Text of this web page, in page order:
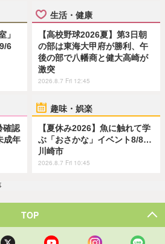
」
6
生活・健康
【高校野球2026夏】第3日朝
の部は東海大甲府が勝利、午
後の部で八幡商と健大高崎が
激突
2026.8.7 Fri 12:45
確認
成年
趣味・娯楽
【夏休み2026】魚に触れて学
ぶ「おさかな」イベント8/8…
川崎市
2026.8.7 Fri 10:45
TOP